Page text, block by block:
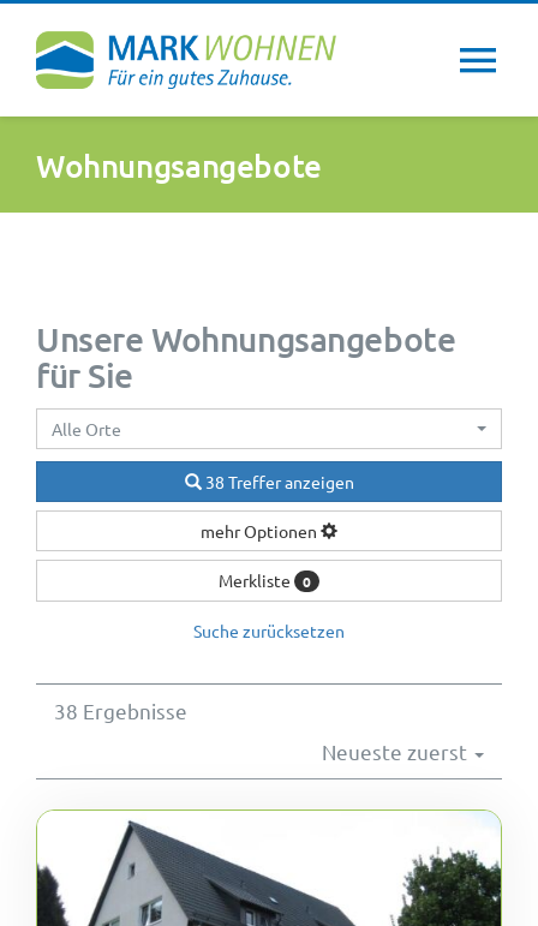
Inhalt
Über uns
Newsletter
Wohnungsangebote
Wohnungsangebote
Unsere Wohnungsangebote
für Sie
Alle Orte
38 Treffer anzeigen
mehr Optionen
Merkliste 0
Suche zurücksetzen
38 Ergebnisse
Neueste zuerst